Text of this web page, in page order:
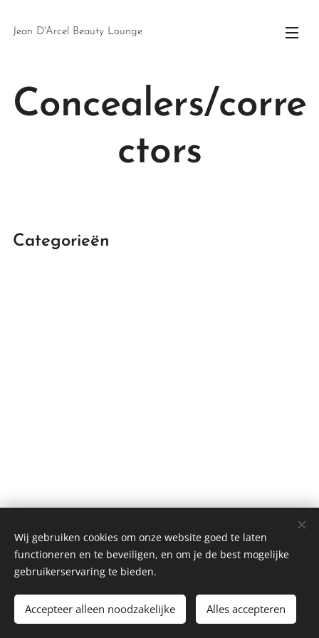
Jean D'Arcel Beauty Lounge
Concealers/corre
ctors
Categorieën
Stationsstraat 1 - Oostrozebeke
Cookies
Wij gebruiken cookies om onze website goed te laten
functioneren en te beveiligen, en om je de best mogelijke
gebruikerservaring te bieden.
Accepteer alleen noodzakelijke Alles accepteren
Book nu